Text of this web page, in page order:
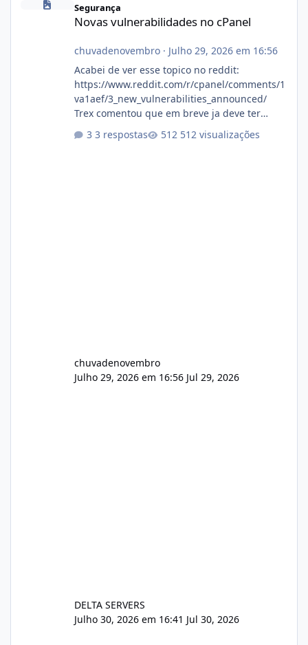
Segurança
Novas vulnerabilidades no cPanel
chuvadenovembro· Julho 29, 2026 em 16:56
Acabei de ver esse topico no reddit:
https://www.reddit.com/r/cpanel/comments/1
va1aef/3_new_vulnerabilities_announced/
Trex comentou que em breve ja deve ter
3 respostas 512 visualizações
chuvadenovembro
Julho 29, 2026 em 16:56 Jul 29, 2026
DELTA SERVERS
Julho 30, 2026 em 16:41 Jul 30, 2026